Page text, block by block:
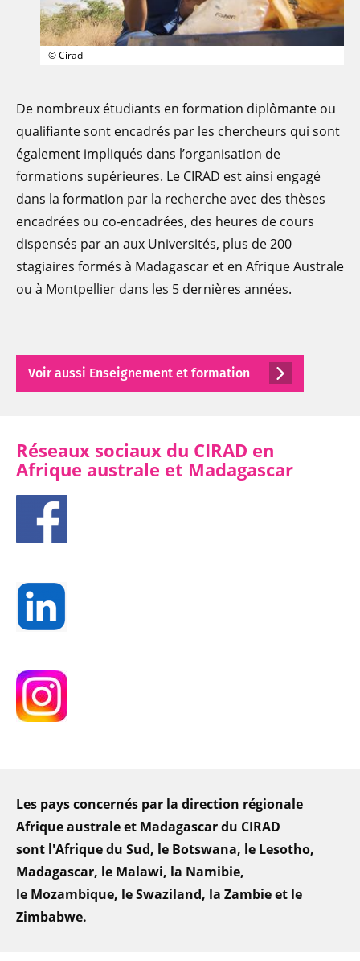
© Cirad
De nombreux étudiants en formation diplômante ou
qualifiante sont encadrés par les chercheurs qui sont
également impliqués dans l’organisation de
formations supérieures. Le CIRAD est ainsi engagé
dans la formation par la recherche avec des thèses
encadrées ou co-encadrées, des heures de cours
dispensés par an aux Universités, plus de 200
stagiaires formés à Madagascar et en Afrique Australe
ou à Montpellier dans les 5 dernières années.
Voir aussi Enseignement et formation
Réseaux sociaux du CIRAD en
Afrique australe et Madagascar
Les pays concernés par la direction régionale
Afrique australe et Madagascar du CIRAD
sont l'Afrique du Sud, le Botswana, le Lesotho,
Madagascar, le Malawi, la Namibie,
le Mozambique, le Swaziland, la Zambie et le
Zimbabwe.